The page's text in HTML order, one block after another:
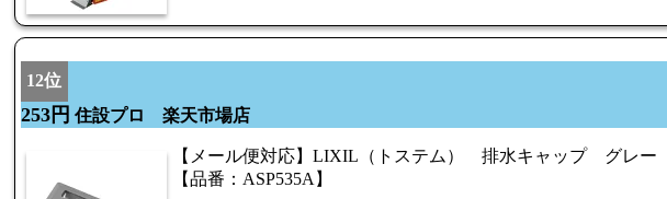
12位
253円 住設プロ 楽天市場店
【メール便対応】LIXIL（トステム） 排水キャップ グレー
【品番：ASP535A】